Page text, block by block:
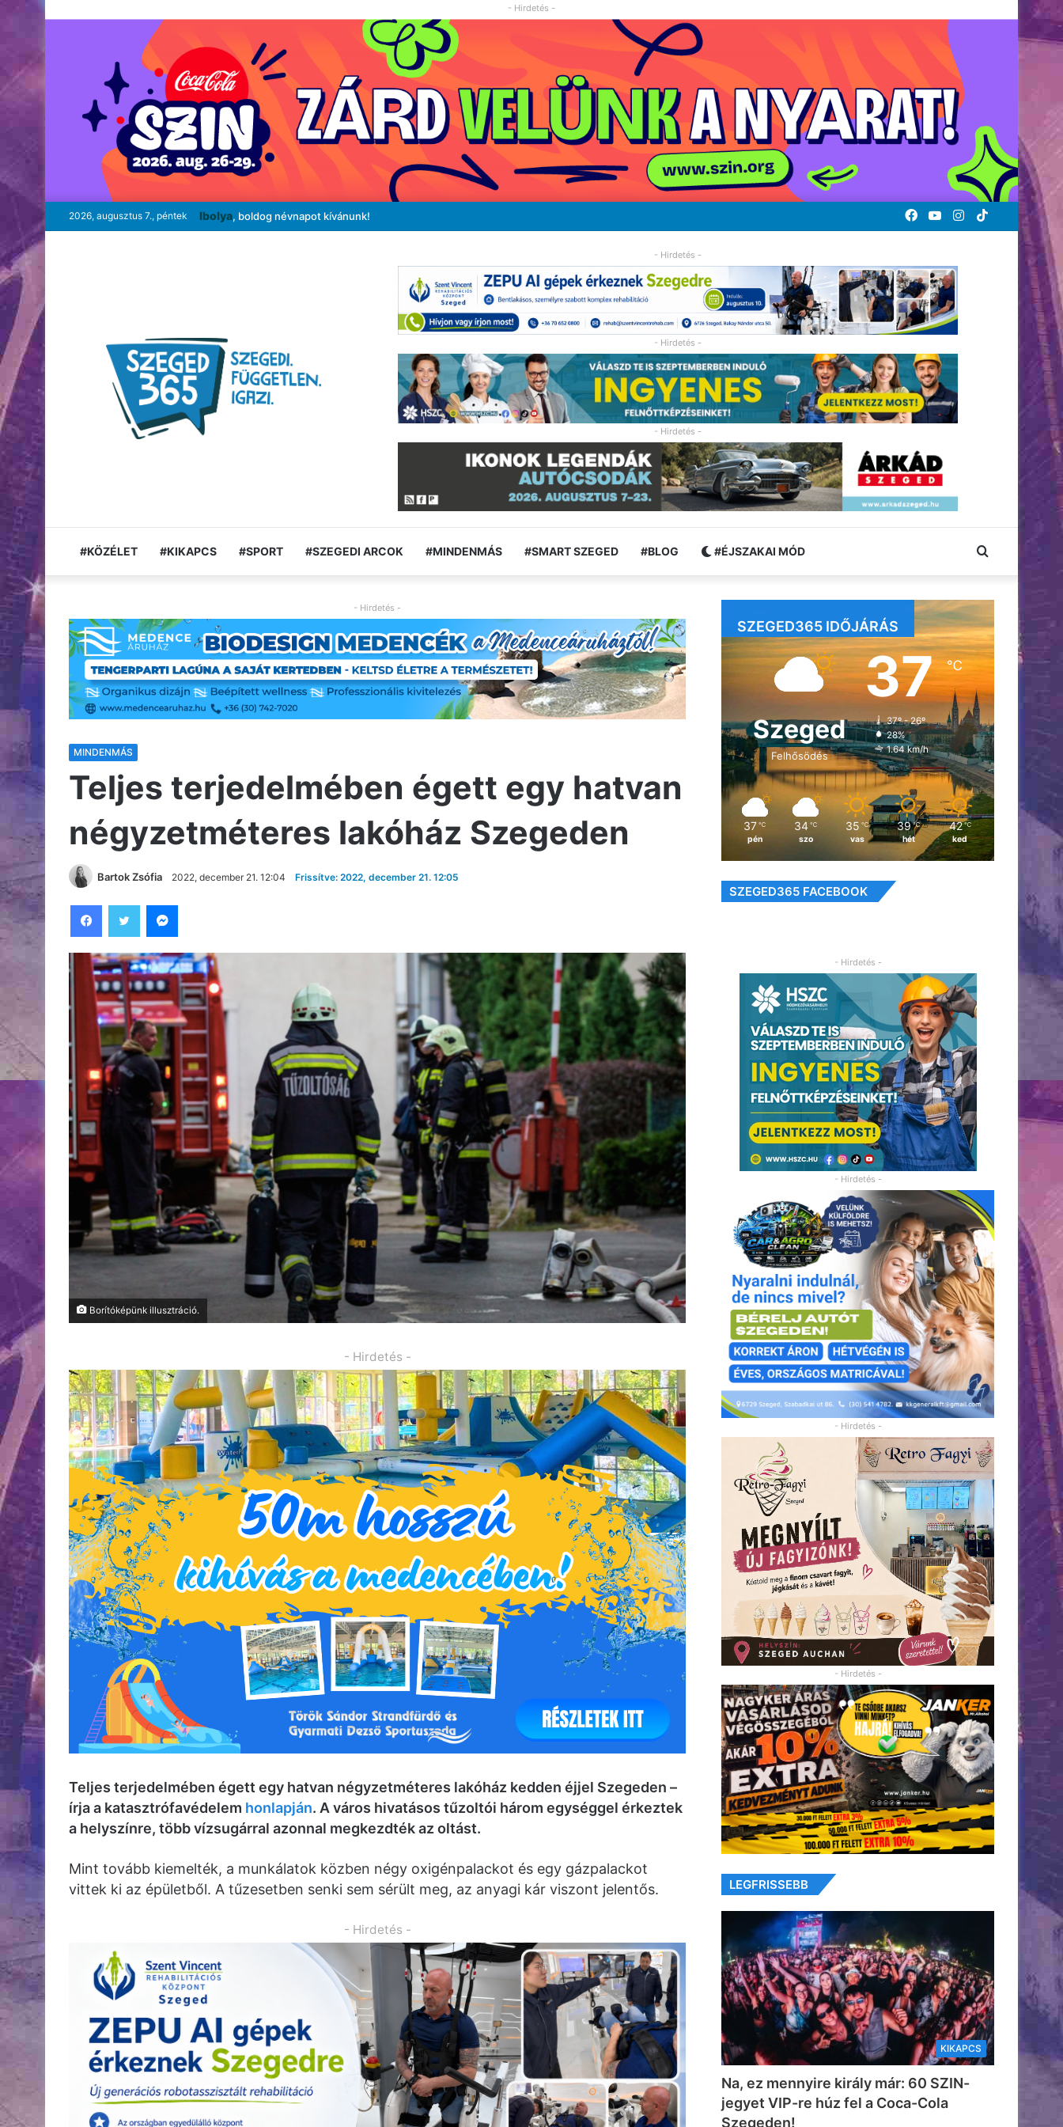
- Hirdetés -
2026, augusztus 7., péntek Ibolya, boldog névnapot kívánunk! TikTok
Instagram
YouTube
Facebook
- Hirdetés -
- Hirdetés -
- Hirdetés -
#KÖZÉLET #KIKAPCS #SPORT #SZEGEDI ARCOK #MINDENMÁS #SMART SZEGED #BLOG #ÉJSZAKAI MÓD Keresés:
- Hirdetés -
MINDENMÁS
Teljes terjedelmében égett egy hatvan
négyzetméteres lakóház Szegeden
Bartok Zsófia 2022, december 21. 12:04 Frissítve: 2022, december 21. 12:05
Borítóképünk illusztráció.
- Hirdetés -
Teljes terjedelmében égett egy hatvan négyzetméteres lakóház kedden éjjel Szegeden –
írja a katasztrófavédelem honlapján. A város hivatásos tűzoltói három egységgel érkeztek
a helyszínre, több vízsugárral azonnal megkezdték az oltást.
Mint tovább kiemelték, a munkálatok közben négy oxigénpalackot és egy gázpalackot
vittek ki az épületből. A tűzesetben senki sem sérült meg, az anyagi kár viszont jelentős.
- Hirdetés -
SZEGED365 IDŐJÁRÁS
Szeged
Felhősödés
37℃
37º - 26º
28%
1.64 km/h
37 ℃
pén
34 ℃
szo
35 ℃
vas
39 ℃
hét
42 ℃
ked
SZEGED365 FACEBOOK
- Hirdetés -
- Hirdetés -
- Hirdetés -
- Hirdetés -
LEGFRISSEBB
KIKAPCS
Na, ez mennyire király már: 60 SZIN-
jegyet VIP-re húz fel a Coca-Cola
Szegeden!